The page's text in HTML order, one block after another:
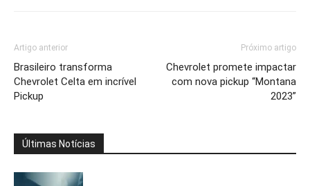
Artigo anterior
Brasileiro transforma
Chevrolet Celta em incrível
Pickup
Próximo artigo
Chevrolet promete impactar
com nova pickup “Montana
2023”
Últimas Notícias